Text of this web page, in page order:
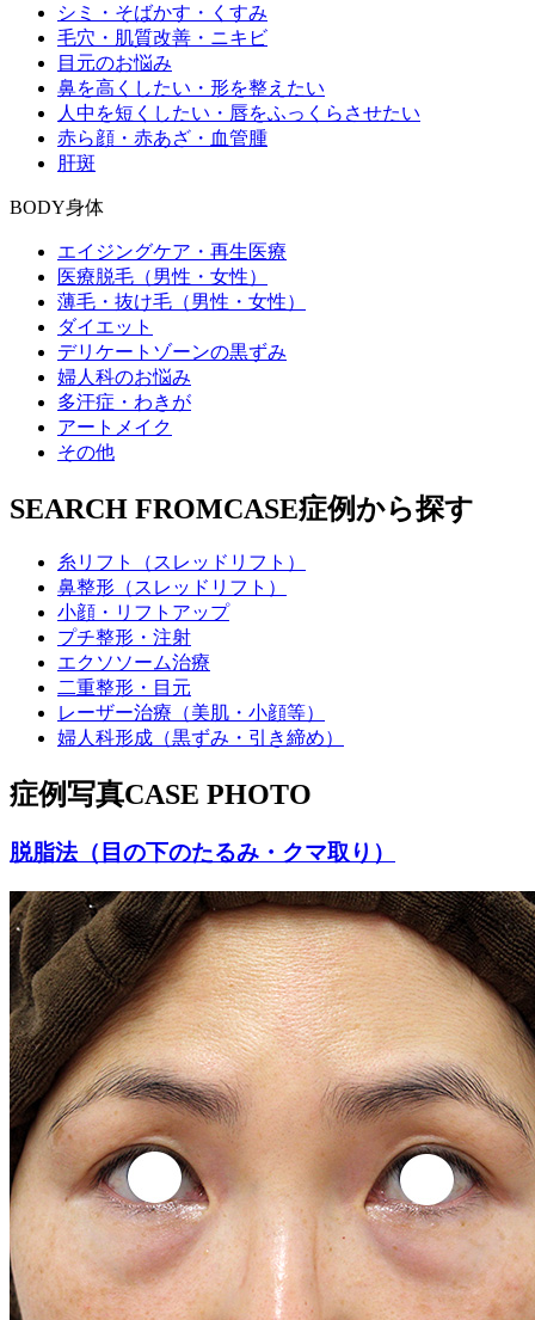
シミ・そばかす・くすみ
毛穴・肌質改善・ニキビ
目元のお悩み
鼻を高くしたい・形を整えたい
人中を短くしたい・唇をふっくらさせたい
赤ら顔・赤あざ・血管腫
肝斑
BODY身体
エイジングケア・再生医療
医療脱毛（男性・女性）
薄毛・抜け毛（男性・女性）
ダイエット
デリケートゾーンの黒ずみ
婦人科のお悩み
多汗症・わきが
アートメイク
その他
SEARCH FROMCASE症例から探す
糸リフト（スレッドリフト）
鼻整形（スレッドリフト）
小顔・リフトアップ
プチ整形・注射
エクソソーム治療
二重整形・目元
レーザー治療（美肌・小顔等）
婦人科形成（黒ずみ・引き締め）
症例写真CASE PHOTO
脱脂法（目の下のたるみ・クマ取り）